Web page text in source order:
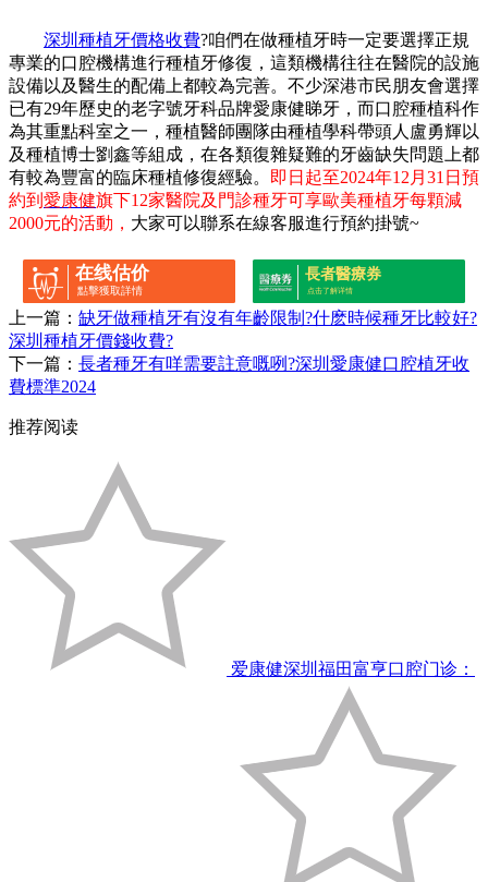
深圳種植牙價格收費?咱們在做種植牙時一定要選擇正規
專業的口腔機構進行種植牙修復，這類機構往往在醫院的設施
設備以及醫生的配備上都較為完善。不少深港市民朋友會選擇
已有29年歷史的老字號牙科品牌愛康健睇牙，而口腔種植科作
為其重點科室之一，種植醫師團隊由種植學科帶頭人盧勇輝以
及種植博士劉鑫等組成，在各類復雜疑難的牙齒缺失問題上都
有較為豐富的臨床種植修復經驗。
即日起至2024年12月31日預
約到 愛康健旗下12家醫院及門診種牙可享歐美種植牙每顆減
2000元的活動， 大家可以聯系在線客服進行預約掛號~
在线估价
點擊獲取詳情
長者醫療券
点击了解详情
上一篇： 缺牙做種植牙有沒有年齡限制?什麽時候種牙比較好?
深圳種植牙價錢收費?
下一篇： 長者種牙有咩需要註意嘅咧?深圳愛康健口腔植牙收
費標準2024
推荐阅读
爱康健深圳福田富亨口腔门诊：